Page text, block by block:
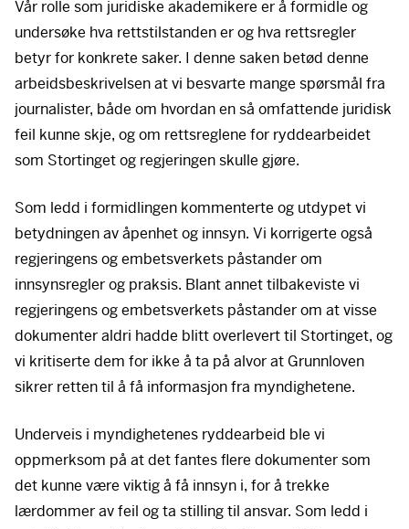
Vår rolle som juridiske akademikere er å formidle og
undersøke hva rettstilstanden er og hva rettsregler
betyr for konkrete saker. I denne saken betød denne
arbeidsbeskrivelsen at vi besvarte mange spørsmål fra
journalister, både om hvordan en så omfattende juridisk
feil kunne skje, og om rettsreglene for ryddearbeidet
som Stortinget og regjeringen skulle gjøre.
Som ledd i formidlingen kommenterte og utdypet vi
betydningen av åpenhet og innsyn. Vi korrigerte også
regjeringens og embetsverkets påstander om
innsynsregler og praksis. Blant annet tilbakeviste vi
regjeringens og embetsverkets påstander om at visse
dokumenter aldri hadde blitt overlevert til Stortinget, og
vi kritiserte dem for ikke å ta på alvor at Grunnloven
sikrer retten til å få informasjon fra myndighetene.
Underveis i myndighetenes ryddearbeid ble vi
oppmerksom på at det fantes flere dokumenter som
det kunne være viktig å få innsyn i, for å trekke
lærdommer av feil og ta stilling til ansvar. Som ledd i